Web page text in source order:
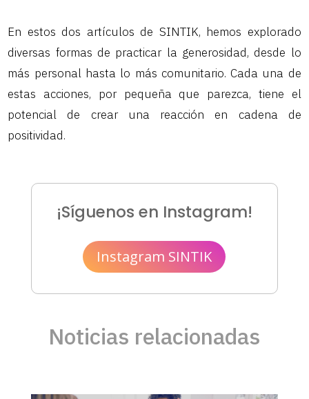
En estos dos artículos de SINTIK, hemos explorado
diversas formas de practicar la generosidad, desde lo
más personal hasta lo más comunitario. Cada una de
estas acciones, por pequeña que parezca, tiene el
potencial de crear una reacción en cadena de
positividad.
¡Síguenos en Instagram!
Instagram SINTIK
Noticias relacionadas